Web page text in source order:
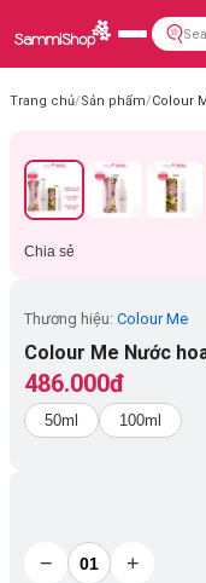
Trang chủ/Sản phẩm/Colour
Chia sẻ
Thương hiệu: Colour Me
Colour Me Nước
486.000đ
50ml 100ml
− +